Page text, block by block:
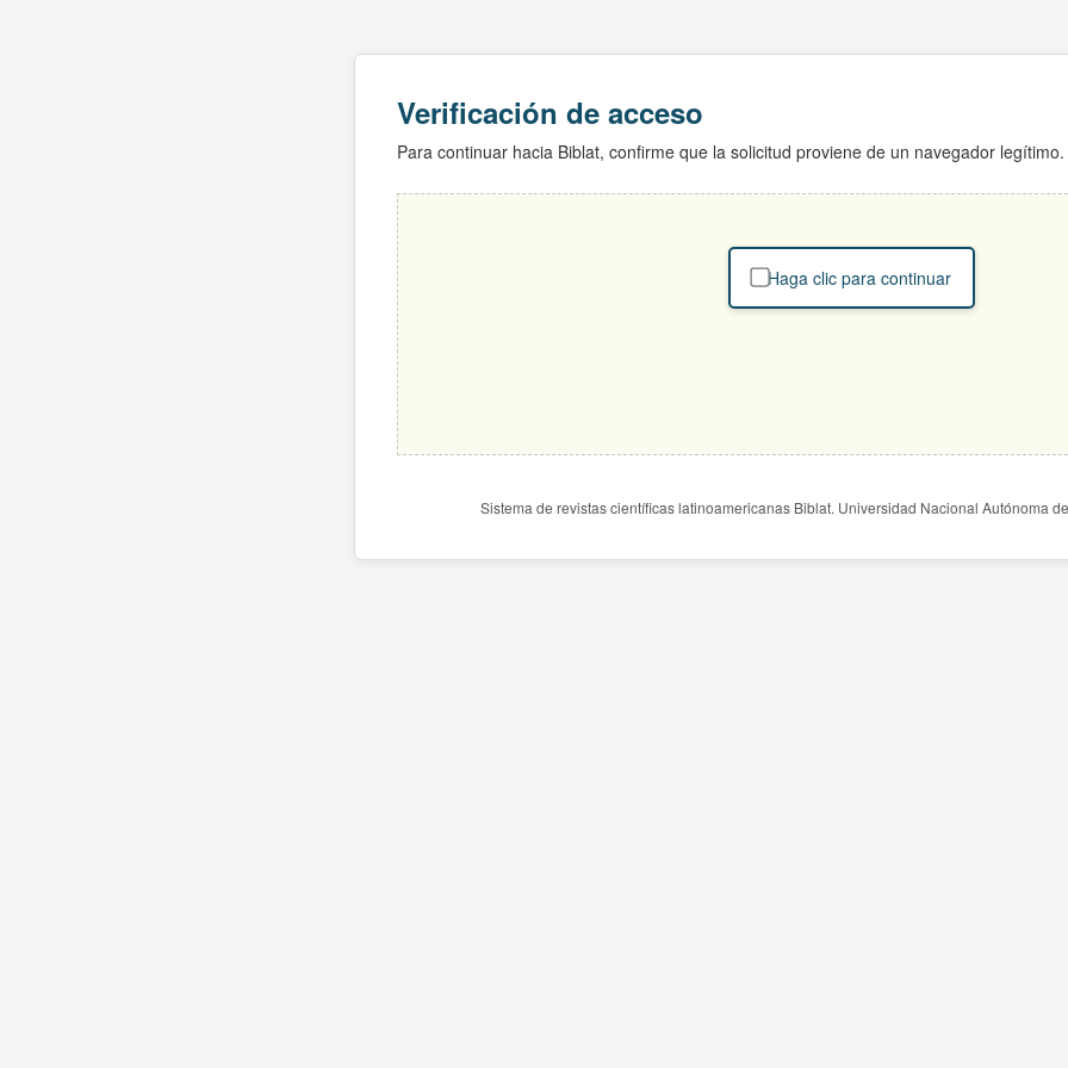
Verificación de acceso
Para continuar hacia Biblat, confirme que la solicitud proviene de un navegador legítimo.
Haga clic para continuar
Sistema de revistas científicas latinoamericanas Biblat. Universidad Nacional Autónoma